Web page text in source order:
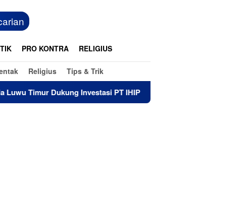
PRO KONTRA RELIGIUS
Religius Tips & Trik
Investasi PT IHIP Di Luwu Timur, Bayi yang Lahir di RS